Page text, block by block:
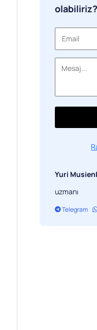
seçilir?
Sonuç
olabiliriz?
Yuri
uzmanı
Telegram